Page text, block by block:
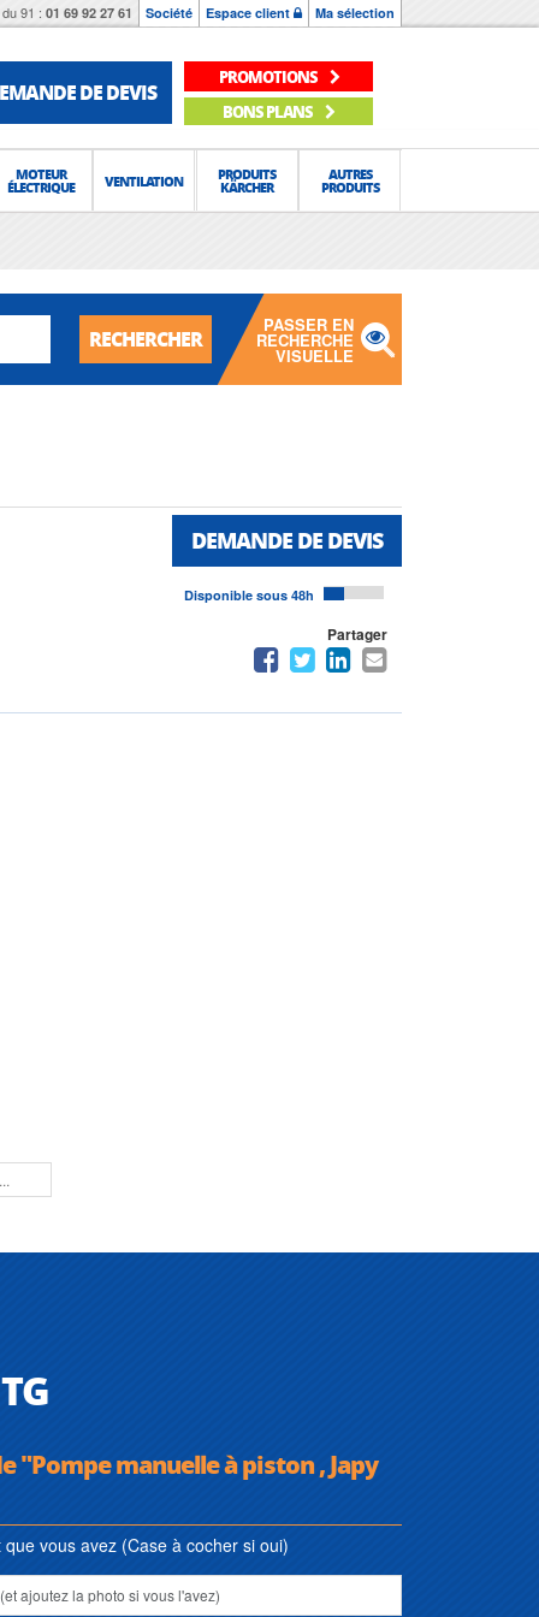
91 : 01 69 92 27 61 Société Espace client Ma sélection
DE DEVIS
PROMOTIONS
BONS PLANS
MOTEUR
ÉLECTRIQUE VENTILATION PRODUITS
KÄRCHER
AUTRES
PRODUITS
RECHERCHER
PASSER EN
RECHERCHE
VISUELLE
DEMANDE DE DEVIS
Disponible sous 48h
Partager
"Pompe manuelle à piston , Japy
vous avez (Case à cocher si oui)